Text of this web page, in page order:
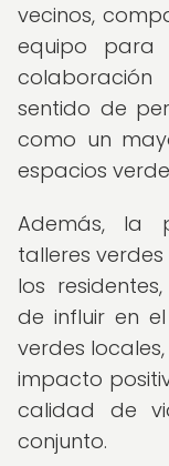
vecinos,
equipo para
sentido de
como un
espacios
Además, la
talleres
los
de influir en
verdes
impacto
calidad de
conjunto.